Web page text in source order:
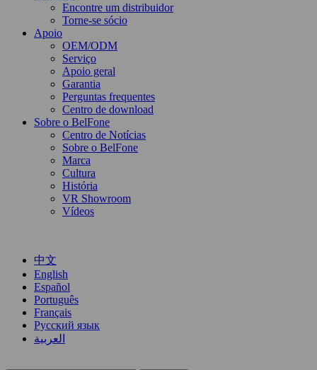
Encontre um distribuidor
Torne-se sócio
Apoio
OEM/ODM
Serviço
Apoio geral
Garantia
Perguntas frequentes
Centro de download
Sobre o BelFone
Centro de Notícias
Sobre o BelFone
Marca
Cultura
História
VR Showroom
Vídeos
中文
English
Español
Português
Français
Русский язык
العربية